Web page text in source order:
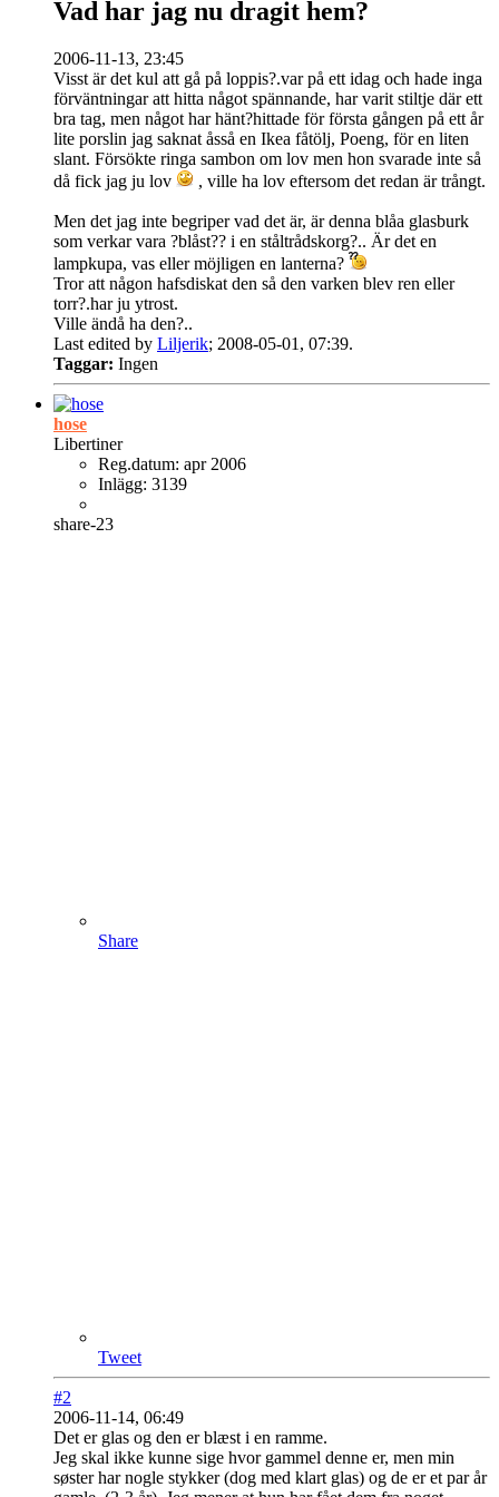
Vad har jag nu dragit hem?
2006-11-13, 23:45
Visst är det kul att gå på loppis?.var på ett idag och hade inga
förväntningar att hitta något spännande, har varit stiltje där ett
bra tag, men något har hänt?hittade för första gången på ett år
lite porslin jag saknat åsså en Ikea fåtölj, Poeng, för en liten
slant. Försökte ringa sambon om lov men hon svarade inte så
då fick jag ju lov
, ville ha lov eftersom det redan är trångt.
Men det jag inte begriper vad det är, är denna blåa glasburk
som verkar vara ?blåst?? i en ståltrådskorg?.. Är det en
lampkupa, vas eller möjligen en lanterna?
Tror att någon hafsdiskat den så den varken blev ren eller
torr?.har ju ytrost.
Ville ändå ha den?..
Last edited by Liljerik; 2008-05-01, 07:39.
Taggar: Ingen
hose
Libertiner
Reg.datum: apr 2006
Inlägg: 3139
share-23
Share
Tweet
#2
2006-11-14, 06:49
Det er glas og den er blæst i en ramme.
Jeg skal ikke kunne sige hvor gammel denne er, men min
søster har nogle stykker (dog med klart glas) og de er et par år